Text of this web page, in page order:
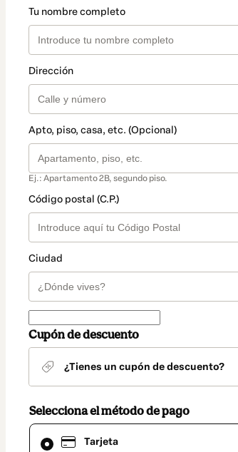
Tu nombre completo
Dirección
Apto, piso, casa, etc. (Opcional)
Ej.: Apartamento 2B, segundo piso.
Código postal (C.P.)
Ciudad
Cupón de descuento
¿Tienes un cupón de descuento?
Selecciona el método de pago
Tarjeta
El
método